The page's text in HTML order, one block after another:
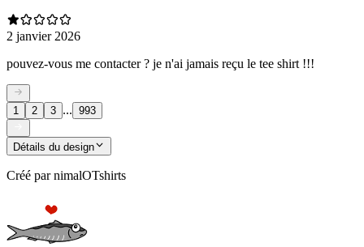
2 janvier 2026
pouvez-vous me contacter ? je n'ai jamais reçu le tee shirt !!!
1 2 3 ... 993
Détails du design
Créé par nimalOTshirts